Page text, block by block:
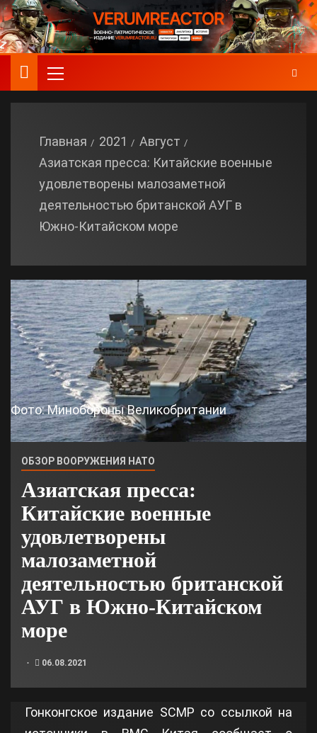
Главная 2021
Август
Азиатская пресса: Китайские военные
удовлетворены малозаметной
деятельностью британской АУГ в
Южно-Китайском море
Фото: Минобороны Великобритании
ОБЗОР ВООРУЖЕНИЯ НАТО
Азиатская пресса:
Китайские военные
удовлетворены
малозаметной
деятельностью британской
АУГ в Южно-Китайском
море
06.08.2021
Гонконгское издание SCMP со ссылкой на